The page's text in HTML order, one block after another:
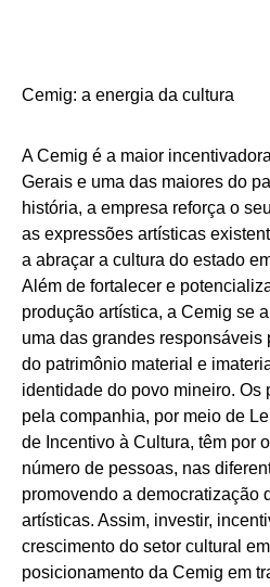
Cemig: a energia da cultura
A Cemig é a maior
Gerais e uma das maiores do
história, a empresa reforça o
as expressões artísticas
a abraçar a cultura do estado
Além de fortalecer e
produção artística, a Cemig se
uma das grandes responsáveis
do patrimônio material e
identidade do povo mineiro. Os
pela companhia, por meio de
de Incentivo à Cultura, têm por
número de pessoas, nas
promovendo a democratização
artísticas. Assim, investir,
crescimento do setor cultural
posicionamento da Cemig em